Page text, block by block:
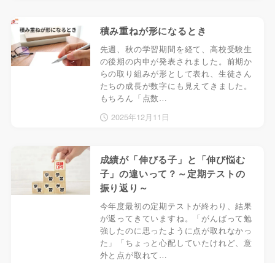
積み重ねが形になるとき
先週、秋の学習期間を経て、高校受験生
の後期の内申が発表されました。前期か
らの取り組みが形として表れ、生徒さん
たちの成長が数字にも見えてきました。
もちろん「点数…
2025年12月11日
成績が「伸びる子」と「伸び悩む
子」の違いって？～定期テストの
振り返り～
今年度最初の定期テストが終わり、結果
が返ってきていますね。「がんばって勉
強したのに思ったように点が取れなかっ
た」「ちょっと心配していたけれど、意
外と点が取れて…